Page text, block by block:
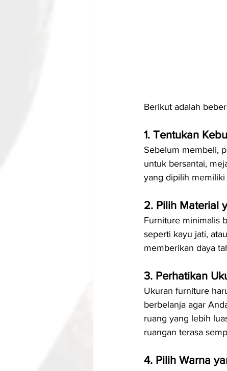
Berikut adalah
1. Tentukan
Sebelum membeli,
untuk bersantai,
yang dipilih memiliki
2. Pilih Material
Furniture minimalis
seperti kayu jati,
memberikan daya
3. Perhatikan
Ukuran furniture
berbelanja agar
ruang yang lebih
ruangan terasa
4. Pilih Warna